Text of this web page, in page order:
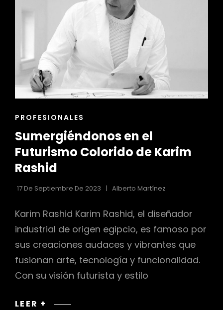
SOFISTICACIÓN
EN
EL
DISEÑO
CON
INDIA
MAHDAVI
ENLACES
LAS
CATEGORÍAS
PROFESIONALES
Sumergiéndonos en el
Futurismo Colorido de Karim
Rashid
17 De Septiembre De 2023 Alberto Martínez
Karim Rashid Karim Rashid, el diseñador
industrial de origen egipcio, es famoso por
sus creaciones audaces y vibrantes que
fusionan arte, tecnología y funcionalidad.
Con su visión futurista y estilo
LEER +
SUMERGIÉNDONOS